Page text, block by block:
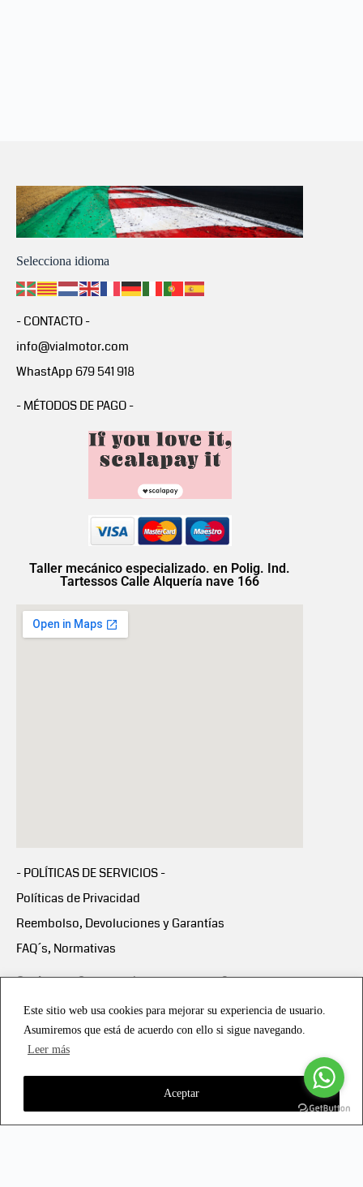
Este sitio web usa cookies para mejorar su experiencia de usuario.
Asumiremos que está de acuerdo con ello si sigue navegando.
Leer más
Aceptar
Selecciona idioma
- CONTACTO -
info@vialmotor.com
WhastApp 679 541 918
- MÉTODOS DE PAGO -
Taller mecánico especializado. en Polig. Ind.
Tartessos Calle Alquería nave 166
- POLÍTICAS DE SERVICIOS -
Políticas de Privacidad
Reembolso, Devoluciones y Garantías
FAQ´s, Normativas
Scalapay:Compra ahora y paga en 3 cuotas
Scalapay Política Privacidad
Copyright © 2021 all rights reserved - Vialmotor